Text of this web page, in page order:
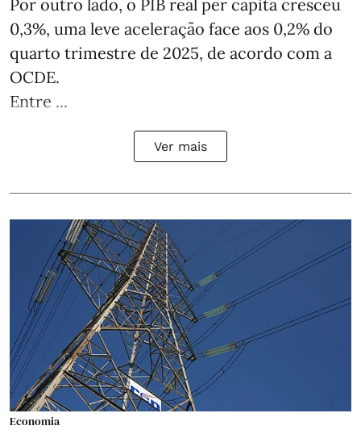
Por outro lado, o PIB real per capita cresceu
0,3%, uma leve aceleração face aos 0,2% do
quarto trimestre de 2025, de acordo com a
OCDE.
Entre ...
Ver mais
Economia